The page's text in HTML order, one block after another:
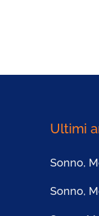
Ultimi
Sonno,
Sonno,